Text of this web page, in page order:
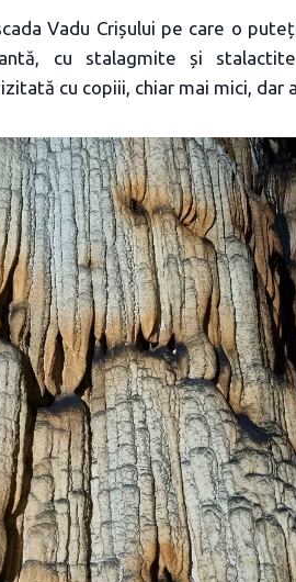
Vadu Crișului pe care o
cu stalagmite și
cu copiii, chiar mai mici, dar